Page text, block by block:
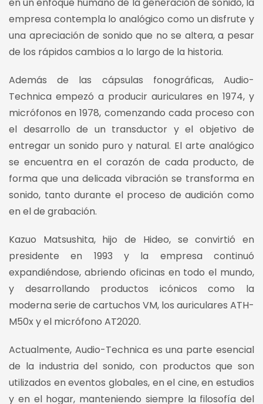
en un enfoque humano de la generación de sonido, la
empresa contempla lo analógico como un disfrute y
una apreciación de sonido que no se altera, a pesar
de los rápidos cambios a lo largo de la historia.
Además de las cápsulas fonográficas, Audio-
Technica empezó a producir auriculares en 1974, y
micrófonos en 1978, comenzando cada proceso con
el desarrollo de un transductor y el objetivo de
entregar un sonido puro y natural. El arte analógico
se encuentra en el corazón de cada producto, de
forma que una delicada vibración se transforma en
sonido, tanto durante el proceso de audición como
en el de grabación.
Kazuo Matsushita, hijo de Hideo, se convirtió en
presidente en 1993 y la empresa continuó
expandiéndose, abriendo oficinas en todo el mundo,
y desarrollando productos icónicos como la
moderna serie de cartuchos VM, los auriculares ATH-
M50x y el micrófono AT2020.
Actualmente, Audio-Technica es una parte esencial
de la industria del sonido, con productos que son
utilizados en eventos globales, en el cine, en estudios
y en el hogar, manteniendo siempre la filosofía del